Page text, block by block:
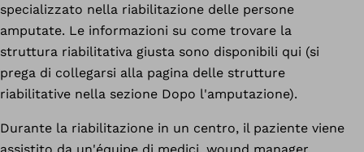
specializzato nella riabilitazione delle persone
amputate. Le informazioni su come trovare la
struttura riabilitativa giusta sono disponibili qui (si
prega di collegarsi alla pagina delle strutture
riabilitative nella sezione Dopo l'amputazione).
Durante la riabilitazione in un centro, il paziente viene